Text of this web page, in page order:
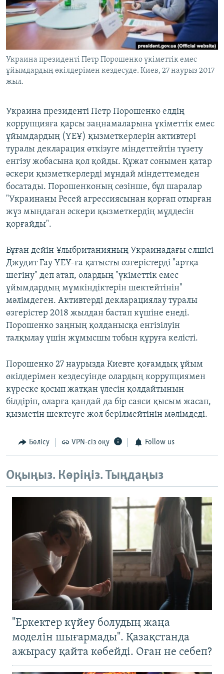
ЖАЗЫЛЫҢЫЗ
Басқа тілдерде
Украина президенті Петр Порошенко үкіметтік емес
ұйымдардың өкілдерімен кездесуде. Киев, 27 наурыз 2017
жыл.
Украина президенті Петр Порошенко елдің
коррупцияға қарсы заңнамаларына үкіметтік емес
ұйымдардың (ҮЕҰ) қызметкерлерін активтері
туралы декларация өткізуге міндеттейтін түзету
енгізу жобасына қол қойды. Құжат сонымен қатар
әскери қызметкерлерді мұндай міндеттемеден
босатады. Порошенконың сөзінше, бұл шаралар
"Украинаны Ресей агрессиясынан қорғап отырған
жүз мыңдаған әскери қызметкердің мүддесін
қорғайды".
Бұған дейін Ұлыбританияның Украинадағы елшісі
Джудит Гау ҮЕҰ-ға қатысты өзгерістерді "артқа
шегіну" деп атап, олардың "үкіметтік емес
ұйымдардың мүмкіндіктерін шектейтінін"
мәлімдеген. Активтерді декларациялау туралы
өзгерістер 2018 жылдан бастап күшіне енеді.
Порошенко заңның қолданысқа енгізілуін
талқылау үшін жұмысшы тобын құруға келісті.
Порошенко 27 наурызда Киевте қоғамдық ұйым
өкілдерімен кездесуінде олардың коррупциямен
күреске қосып жатқан үлесін қолдайтынын
білдіріп, оларға қандай да бір саяси қысым жасап,
қызметін шектеуге жол берілмейтінін мәлімдеді.
Бөлісу VPN-сіз оқу Follow us
Оқыңыз. Көріңіз. Тыңдаңыз
"Еркектер күйеу болудың жаңа
моделін шығармады". Қазақстанда
ажырасу қайта көбейді. Оған не себеп?